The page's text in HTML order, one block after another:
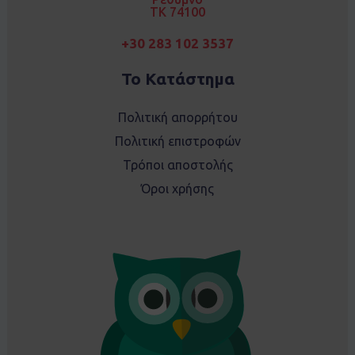
TK 74100
+30 283 102 3537
Το Κατάστημα
Πολιτική απορρήτου
Πολιτική επιστροφών
Τρόποι αποστολής
Όροι χρήσης